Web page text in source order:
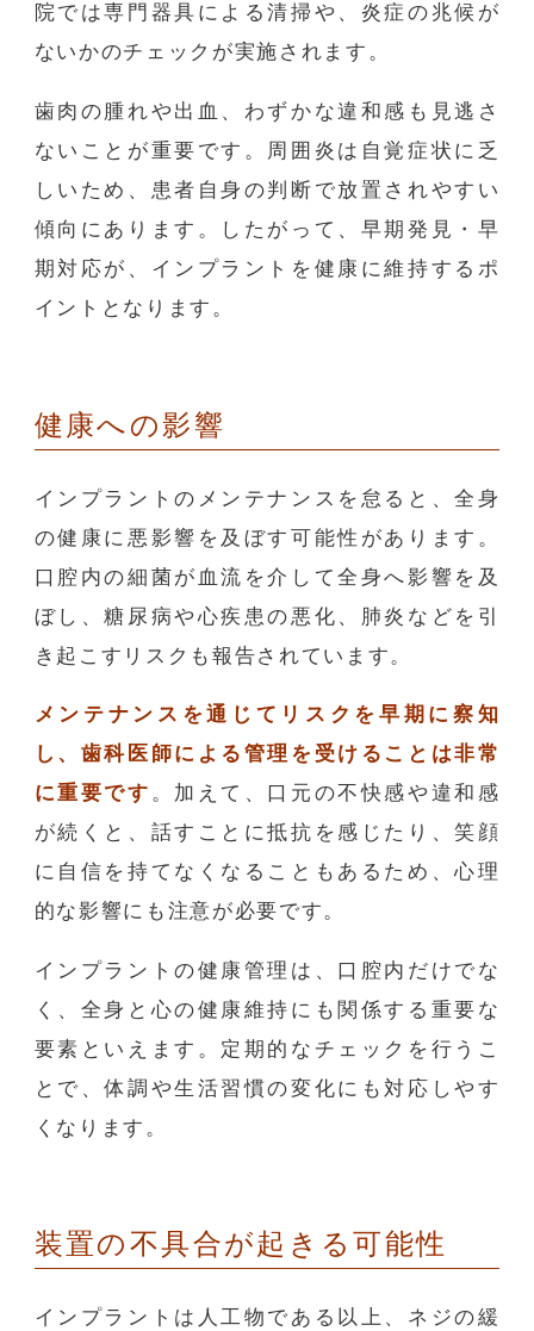
院では専門器具による清掃や、炎症の兆候が
ないかのチェックが実施されます。
歯肉の腫れや出血、わずかな違和感も見逃さ
ないことが重要です。周囲炎は自覚症状に乏
しいため、患者自身の判断で放置されやすい
傾向にあります。したがって、早期発見・早
期対応が、インプラントを健康に維持するポ
イントとなります。
健康への影響
インプラントのメンテナンスを怠ると、全身
の健康に悪影響を及ぼす可能性があります。
口腔内の細菌が血流を介して全身へ影響を及
ぼし、糖尿病や心疾患の悪化、肺炎などを引
き起こすリスクも報告されています。
メンテナンスを通じてリスクを早期に察知
し、歯科医師による管理を受けることは非常
に重要です 。加えて、口元の不快感や違和感
が続くと、話すことに抵抗を感じたり、笑顔
に自信を持てなくなることもあるため、心理
的な影響にも注意が必要です。
インプラントの健康管理は、口腔内だけでな
く、全身と心の健康維持にも関係する重要な
要素といえます。定期的なチェックを行うこ
とで、体調や生活習慣の変化にも対応しやす
くなります。
装置の不具合が起きる可能性
インプラントは人工物である以上、ネジの緩